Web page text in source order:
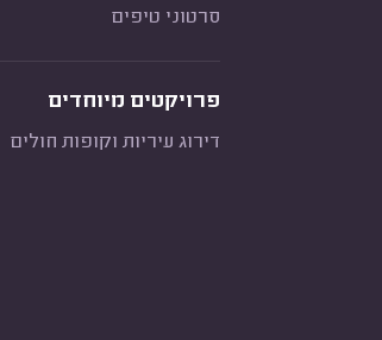
סרטוני טיפים
פרויקטים מיוחדים
דירוג עיריות וקופות חולים